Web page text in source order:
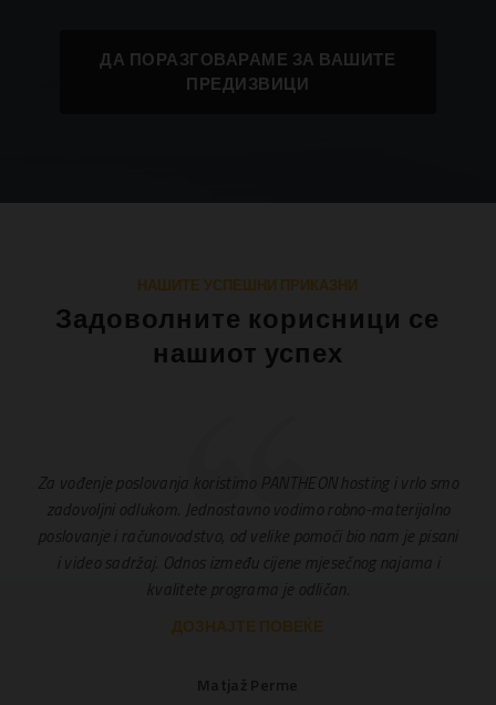
ДА ПОРАЗГОВАРАМЕ ЗА ВАШИТЕ
ПРЕДИЗВИЦИ
НАШИТЕ УСПЕШНИ ПРИКАЗНИ
Задоволните корисници се
нашиот успех
Za vođenje poslovanja koristimo PANTHEON hosting i vrlo smo
zadovoljni odlukom. Jednostavno vodimo robno-materijalno
poslovanje i računovodstvo, od velike pomoći bio nam je pisani
i video sadržaj. Odnos između cijene mjesečnog najama i
kvalitete programa je odličan.
ДОЗНАЈТЕ ПОВЕЌЕ
Matjaž Perme